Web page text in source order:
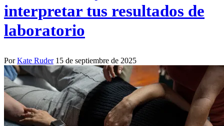
interpretar tus resultados de
laboratorio
PorKate Ruder 15 de septiembre de 2025